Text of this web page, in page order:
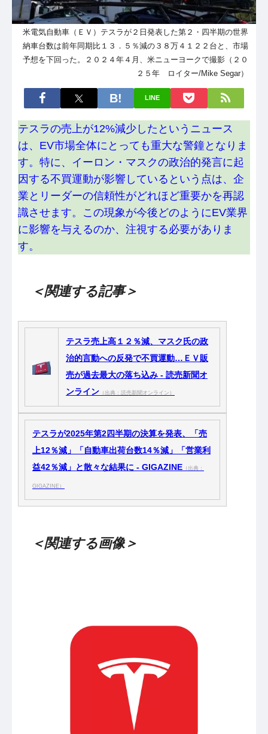
米電気自動車（ＥＶ）テスラが２日発表した第２・四半期の世界
納車台数は前年同期比１３．５％減の３８万４１２２台と、市場
予想を下回った。２０２４年４月、米ニューヨークで撮影（２０
２５年 ロイター/Mike Segar）
LINE
テスラの売上が12%減少したというニュース
は、EV市場全体にとっても重大な警鐘となりま
す。特に、イーロン・マスクの政治的発言に起
因する不買運動が影響しているという点は、企
業とリーダーの信頼性がどれほど重要かを再認
識させます。この現象が今後どのようにEV業界
に影響を与えるのか、注視する必要がありま
す。
＜関連する記事＞
テスラ売上高１２％減、マスク氏の政
治的言動への反発で不買運動…ＥＶ販
売が過去最大の落ち込み - 読売新聞オ
ンライン （出典：読売新聞オンライン）
テスラが2025年第2四半期の決算を発表、「売
上12％減」「自動車出荷台数14％減」「営業利
益42％減」と散々な結果に - GIGAZINE （出典：
GIGAZINE）
＜関連する画像＞